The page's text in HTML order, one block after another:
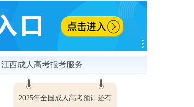
江西成人高考报考服务
2025年全国成人高考预计还有